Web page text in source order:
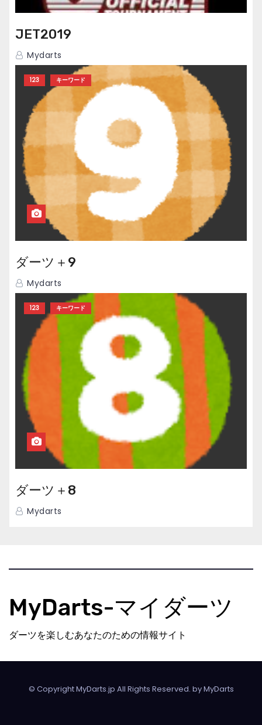
JET2019
Mydarts
123 キーワード
ダーツ＋9
Mydarts
123 キーワード
ダーツ＋8
Mydarts
MyDarts-マイダーツ
ダーツを楽しむあなたのための情報サイト
© Copyright MyDarts.jp All Rights Reserved. byMyDarts